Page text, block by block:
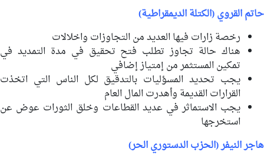
حاتم القروي (الكتلة الديمقراطية)
رخصة زارات فيها العديد من التجاوزات واخلالات
هناك حالة تجاوز تطلب فتح تحقيق في مدة التمديد في
تمكين المستثمر من إمتياز إضافي
يجب تحديد المسؤليات بالتدقيق لكل الناس التي اتخذت
القرارات القديمة وأهدرت المال العام
يجب الاستماثر في عديد القطاعات وخلق الثورات عوض عن
استخرجها
هاجر النيفر (الحزب الدستوري الحر)